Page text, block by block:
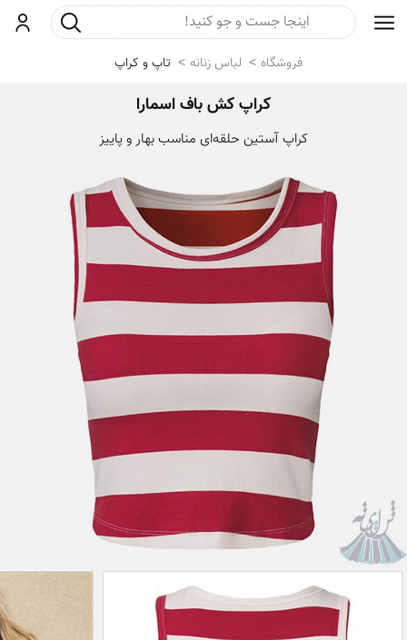
ورودجست و جو
فروشگاه لباس زنانه تاپ و کراپ
کراپ کش باف اسمارا
کراپ آستین حلقه‌ای مناسب بهار و پاییز